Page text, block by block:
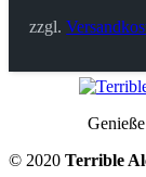
zzgl.
© 2020 Terrible